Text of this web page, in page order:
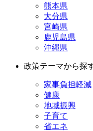
熊本県
大分県
宮崎県
鹿児島県
沖縄県
政策テーマから探
家事負担軽減
健康
地域振興
子育て
省エネ